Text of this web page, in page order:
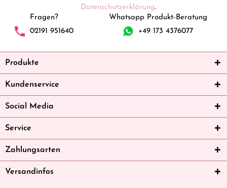
Datenschutzerklärung.
Fragen?
02191 951640
Whatsapp Produkt-Beratung
+49 173 4376077
Produkte
Kundenservice
Social Media
Service
Zahlungsarten
Versandinfos